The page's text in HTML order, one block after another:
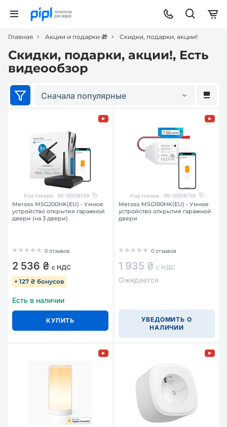
Главная Акции и подарки 🎁 Скидки, подарки, акции!
Скидки, подарки, акции!, Есть
видеообзор
Сначала популярные
Код товара: 99-00018759
Meross MSG200HK(EU) - Умное
устройство открытия гаражной
двери (на 3 двери)
0 отзывов
2 536 ₴ с НДС
+ 127 ₴ бонусов
Есть в наличии
КУПИТЬ
Код товара: 99-00018758
Meross MSG100HK(EU) - Умное
устройство открытия гаражной
двери
0 отзывов
1 935 ₴ с НДС
Ожидается
УВЕДОМИТЬ О
НАЛИЧИИ